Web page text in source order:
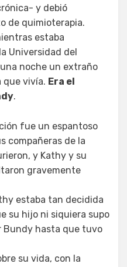
y debió
de quimioterapia.
estaba
Universidad del
noche un extraño
que vivía. Era el
.
fue un espantoso
compañeras de la
y Kathy y su
gravemente
estaba tan decidida
su hijo ni siquiera supo
Bundy hasta que tuvo
su vida, con la